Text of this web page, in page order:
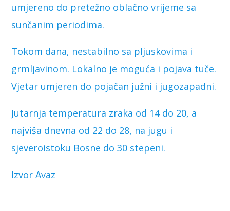
umjereno do pretežno oblačno vrijeme sa
sunčanim periodima.
Tokom dana, nestabilno sa pljuskovima i
grmljavinom. Lokalno je moguća i pojava tuče.
Vjetar umjeren do pojačan južni i jugozapadni.
Jutarnja temperatura zraka od 14 do 20, a
najviša dnevna od 22 do 28, na jugu i
sjeveroistoku Bosne do 30 stepeni.
Izvor Avaz